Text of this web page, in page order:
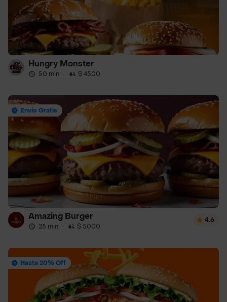
Hungry Monster
50 min · $ 4500
Envío Gratis
Amazing Burger
25 min · $ 5000
4.6
Hasta 20% Off